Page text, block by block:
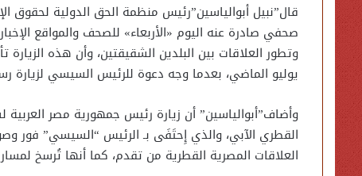
قال”نبيل أبوالياسين”رئيس منظمة الحق الدولية لحقوق
صحفي صادرة عنه اليوم «الأربعاء» للصحف والمواقع
وتطور العلاقات بين البلدين الشقيقتين، وأن هذه
يوليو الماضي، بعدما وجه دعوة للرئيس السيسي لزيارة
وأضاف”أبوالياسين” أن زيارة رئيس جمهورية مصر
القطري الآبي، والذي إِحتَفَى بـ الرئيس “السيسي” فور
العلاقات المصرية القطرية من تقدم، كما أنها تُرسخ لمسار